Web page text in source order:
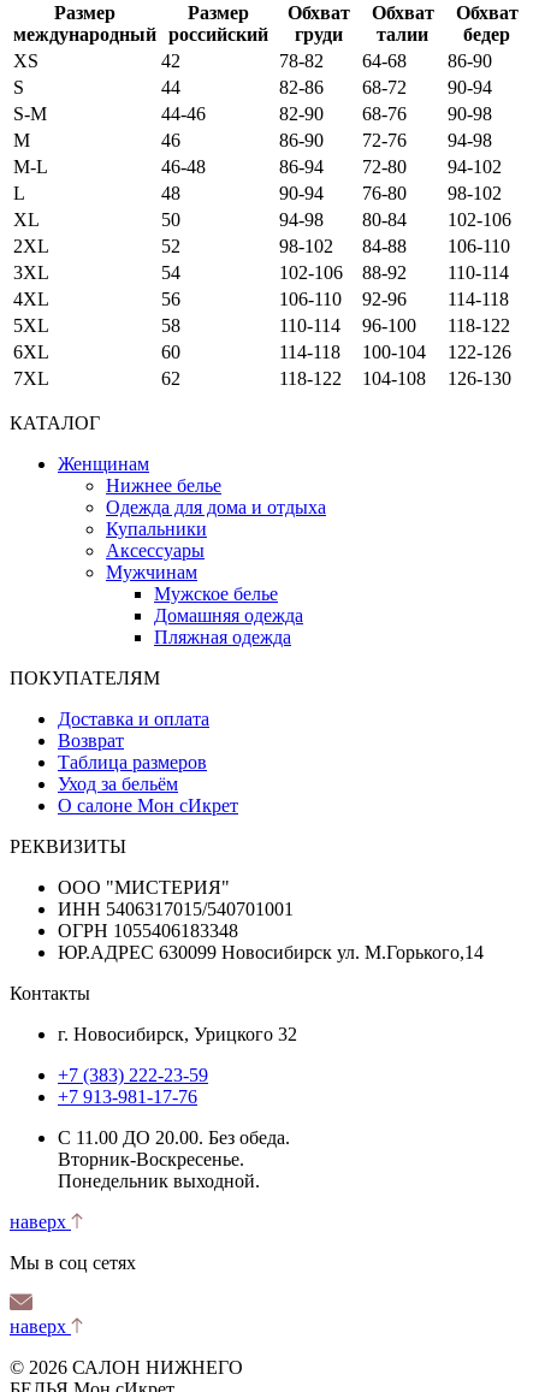
Размер
международный
Размер
российский
Обхват
груди
Обхват
талии
Обхват
бедер
XS
42 78-82 64-68
86-90
S
44 82-86 68-72
90-94
S-M
44-46 82-90 68-76
90-98
M
46 86-90 72-76
94-98
M-L
46-48 86-94 72-80
94-102
L
48 90-94 76-80
98-102
XL
50 94-98 80-84
102-106
2XL
52 98-102 84-88
106-110
3XL
54 102-106 88-92
110-114
4XL
56 106-110 92-96
114-118
5XL
58 110-114 96-100
118-122
6XL
60 114-118 100-104
122-126
7XL
62 118-122 104-108 126-130
КАТАЛОГ
Женщинам
Нижнее белье
Одежда для дома и отдыха
Купальники
Аксессуары
Мужчинам
Мужское белье
Домашняя одежда
Пляжная одежда
ПОКУПАТЕЛЯМ
Доставка и оплата
Возврат
Таблица размеров
Уход за бельём
О салоне Мон сИкрет
РЕКВИЗИТЫ
ООО "МИСТЕРИЯ"
ИНН 5406317015/540701001
ОГРН 1055406183348
ЮР.АДРЕС 630099 Новосибирск ул. М.Горького,14
Контакты
г. Новосибирск, Урицкого 32
+7 (383) 222-23-59
+7 913-981-17-76
С 11.00 ДО 20.00. Без обеда.
Вторник-Воскресенье.
Понедельник выходной.
наверх
Мы в соц сетях
наверх
© 2026 САЛОН НИЖНЕГО